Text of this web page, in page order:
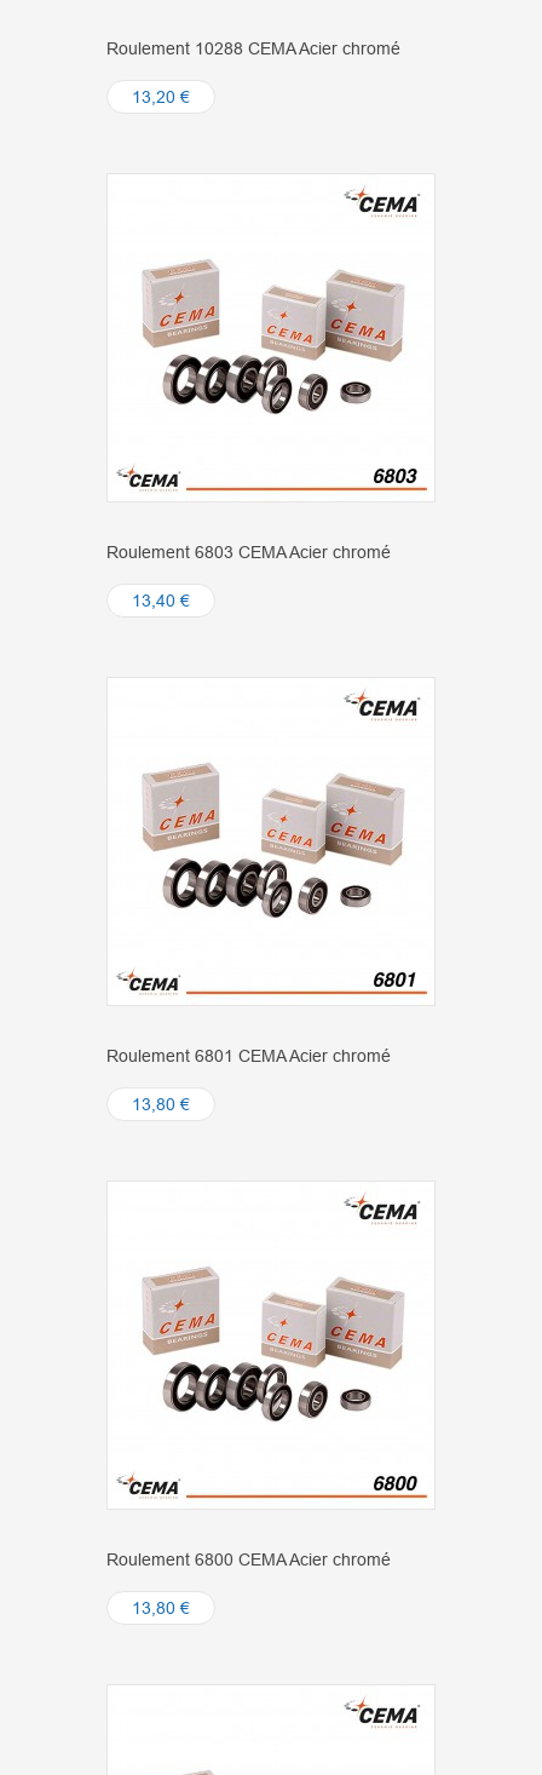
Roulement 10288 CEMA Acier chromé
13,20 €
Roulement 6803 CEMA Acier chromé
13,40 €
Roulement 6801 CEMA Acier chromé
13,80 €
Roulement 6800 CEMA Acier chromé
13,80 €